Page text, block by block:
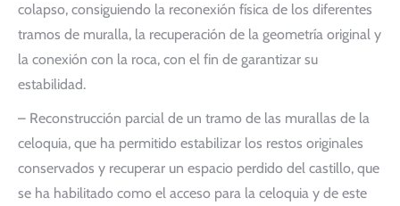
colapso, consiguiendo la reconexión física de los diferentes
tramos de muralla, la recuperación de la geometría original y
la conexión con la roca, con el fin de garantizar su
estabilidad.
– Reconstrucción parcial de un tramo de las murallas de la
celoquia, que ha permitido estabilizar los restos originales
conservados y recuperar un espacio perdido del castillo, que
se ha habilitado como el acceso para la celoquia y de este